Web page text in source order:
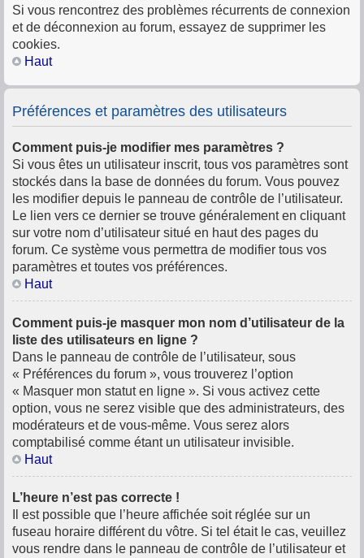
Si vous rencontrez des problèmes récurrents de connexion
et de déconnexion au forum, essayez de supprimer les
cookies.
Haut
Préférences et paramètres des utilisateurs
Comment puis-je modifier mes paramètres ?
Si vous êtes un utilisateur inscrit, tous vos paramètres sont
stockés dans la base de données du forum. Vous pouvez
les modifier depuis le panneau de contrôle de l’utilisateur.
Le lien vers ce dernier se trouve généralement en cliquant
sur votre nom d’utilisateur situé en haut des pages du
forum. Ce système vous permettra de modifier tous vos
paramètres et toutes vos préférences.
Haut
Comment puis-je masquer mon nom d’utilisateur de la
liste des utilisateurs en ligne ?
Dans le panneau de contrôle de l’utilisateur, sous
« Préférences du forum », vous trouverez l’option
« Masquer mon statut en ligne ». Si vous activez cette
option, vous ne serez visible que des administrateurs, des
modérateurs et de vous-même. Vous serez alors
comptabilisé comme étant un utilisateur invisible.
Haut
L’heure n’est pas correcte !
Il est possible que l’heure affichée soit réglée sur un
fuseau horaire différent du vôtre. Si tel était le cas, veuillez
vous rendre dans le panneau de contrôle de l’utilisateur et